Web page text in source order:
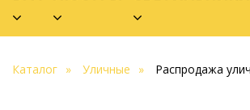
Каталог Уличные Распродажа